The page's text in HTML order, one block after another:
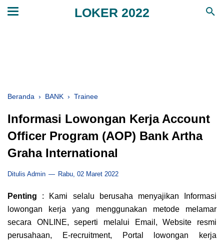
LOKER 2022
Beranda › BANK › Trainee
Informasi Lowongan Kerja Account
Officer Program (AOP) Bank Artha
Graha International
Ditulis Admin Rabu, 02 Maret 2022
Penting : Kami selalu berusaha menyajikan Informasi
lowongan kerja yang menggunakan metode melamar
secara ONLINE, seperti melalui Email, Website resmi
perusahaan, E-recruitment, Portal lowongan kerja